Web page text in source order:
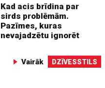
Kad acis brīdina par
sirds problēmām.
Pazīmes, kuras
nevajadzētu ignorēt
Vairāk DZĪVESSTILS